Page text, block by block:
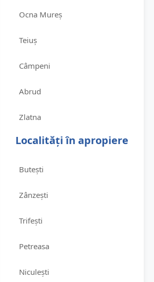
Ocna Mureș
Teiuș
Câmpeni
Abrud
Zlatna
Localități în apropiere
Butești
Zânzești
Trifești
Petreasa
Niculești